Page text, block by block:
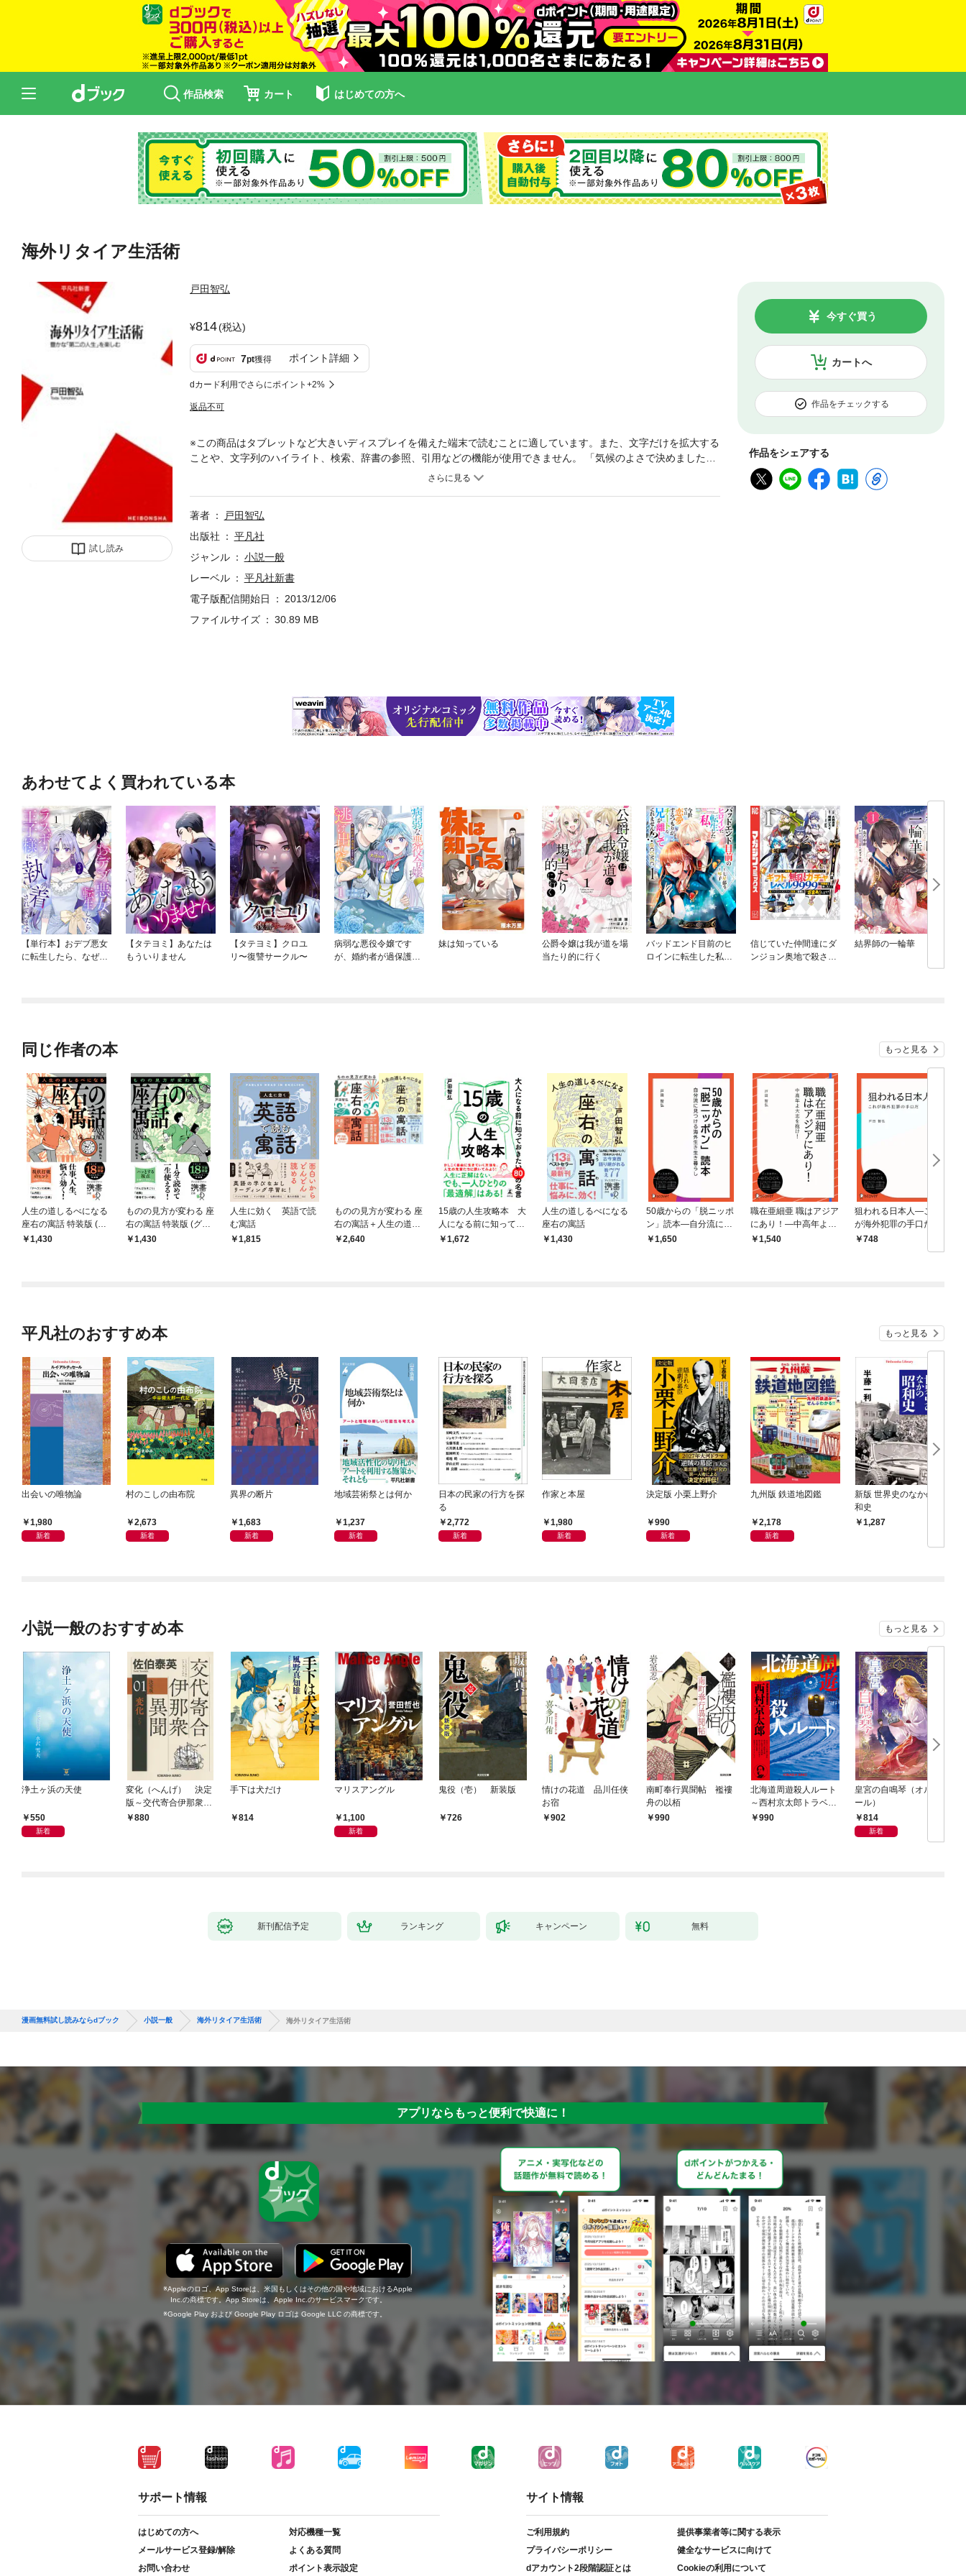
作品検索 カート はじめての方へ
海外リタイア生活術
試し読み
戸田智弘
814(税込)
7pt獲得 ポイント詳細
dカード利用でさらにポイント+2%
返品不可
カートへ
今すぐ買う
作品をチェックする
作品をシェアする
※この商品はタブレットなど大きいディスプレイを備えた端末で読むことに適しています。また、文字だけを拡大する
ことや、文字列のハイライト、検索、辞書の参照、引用などの機能が使用できません。 「気候のよさで決めました」
「毎日がスポーツ三昧です」「ボランティアで現地の人と交流しています」気楽な場所選びの旅からはじめる、中高
著者
戸田智弘
出版社
平凡社
ジャンル
小説一般
レーベル
平凡社新書
電子版配信開始日
2013/12/06
ファイルサイズ
30.89 MB
あわせてよく買われている本
【単行本】おデブ悪女
に転生したら、なぜか
【タテヨミ】あなたは
もういりません
【タテヨミ】クロユ
リ〜復讐サークル〜
病弱な悪役令嬢です
が、婚約者が過保護す
妹は知っている
公爵令嬢は我が道を場
当たり的に行く
バッドエンド目前のヒ
ロインに転生した私、
信じていた仲間達にダ
ンジョン奥地で殺され
結界師の一輪華
同じ作者の本 もっと見る
人生の道しるべになる
座右の寓話 特装版 (オ
レンジ)
1,430
ものの見方が変わる 座
右の寓話 特装版 (グリ
ーン)
1,430
人生に効く 英語で読
む寓話
1,815
ものの見方が変わる 座
右の寓話＋人生の道し
るべになる 座右の寓話
2,640
15歳の人生攻略本 大
人になる前に知ってお
きたい80の名言
1,672
人生の道しるべになる
座右の寓話
1,430
50歳からの「脱ニッポ
ン」読本―自分流に見
つける海外生き生き暮
1,650
職在亜細亜 職はアジア
にあり！―中高年よ大
志を抱け！
1,540
狙われる日本人―これ
が海外犯罪の手口だ
748
平凡社のおすすめ本 もっと見る
出会いの唯物論
1,980
新着
村のこしの由布院
2,673
新着
異界の断片
1,683
新着
地域芸術祭とは何か
1,237
新着
日本の民家の行方を探
る
2,772
新着
作家と本屋
1,980
新着
決定版 小栗上野介
990
新着
九州版 鉄道地図鑑
2,178
新着
新版 世界史のなかの昭
和史
1,287
小説一般のおすすめ本 もっと見る
浄土ヶ浜の天使
550
新着
変化（へんげ） 決定
版～交代寄合伊那衆異
聞（1）～
880
手下は犬だけ
814
マリスアングル
1,100
新着
鬼役（壱） 新装版
726
情けの花道 品川任侠
お宿
902
南町奉行異聞帖 襤褸
舟の以栢
990
北海道周遊殺人ルート
～西村京太郎トラベル
ミステリー・セレクシ
990
皇宮の自鳴琴（オルゴ
ール）
814
新着
新刊配信予定 ランキング キャンペーン 無料
漫画無料試し読みならdブック 小説一般 海外リタイア生活術 海外リタイア生活術
アプリならもっと便利で快適に！
Appleのロゴ、App Storeは、米国もしくはその他の国や地域におけるApple
Inc.の商標です。App Storeは、Apple Inc.のサービスマークです。
Google Play および Google Play ロゴは Google LLC の商標です。
サポート情報
はじめての方へ
対応機種一覧
メールサービス登録/解除
よくある質問
お問い合わせ
ポイント表示設定
サイト情報
ご利用規約
提供事業者等に関する表示
プライバシーポリシー
健全なサービスに向けて
dアカウント2段階認証とは
Cookieの利用について